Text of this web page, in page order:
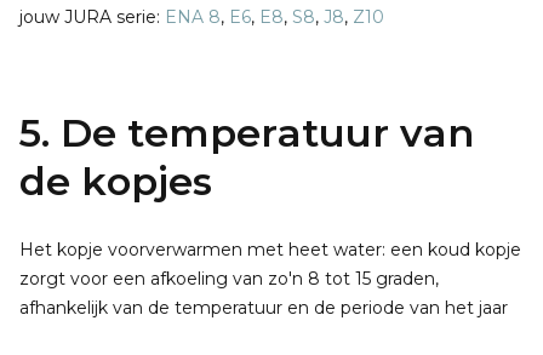
jouw JURA serie: ENA 8, E6, E8, S8, J8, Z10
5. De temperatuur van
de kopjes
Het kopje voorverwarmen met heet water: een koud kopje
zorgt voor een afkoeling van zo'n 8 tot 15 graden,
afhankelijk van de temperatuur en de periode van het jaar